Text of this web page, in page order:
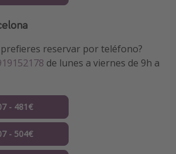
reservar por teléfono?
de lunes a viernes de 9h a
- 481€
- 504€